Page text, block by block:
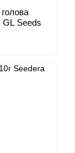
GL Seeds